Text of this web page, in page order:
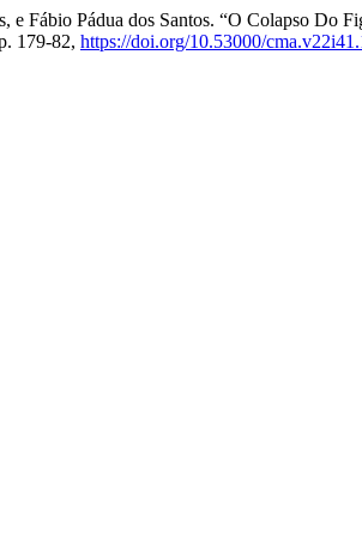
e Fábio Pádua dos Santos. “O Colapso Do
179-82, https://doi.org/10.53000/